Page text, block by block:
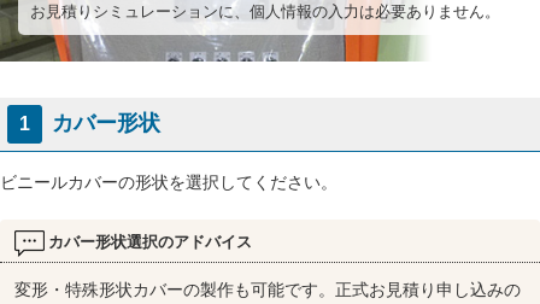
お見積りシミュレーションに、個人情報の入力は必要ありません。
1 カバー形状
ビニールカバーの形状を選択してください。
カバー形状選択のアドバイス
変形・特殊形状カバーの製作も可能です。正式お見積り申し込みの